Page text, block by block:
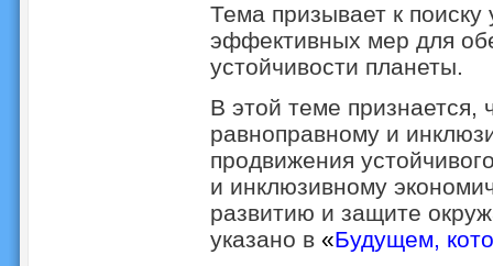
Тема призывает к
эффективных мер для
устойчивости планеты.
В этой теме признается,
равноправному и
продвижения
и инклюзивному
развитию и защите
указано в «Будущем,